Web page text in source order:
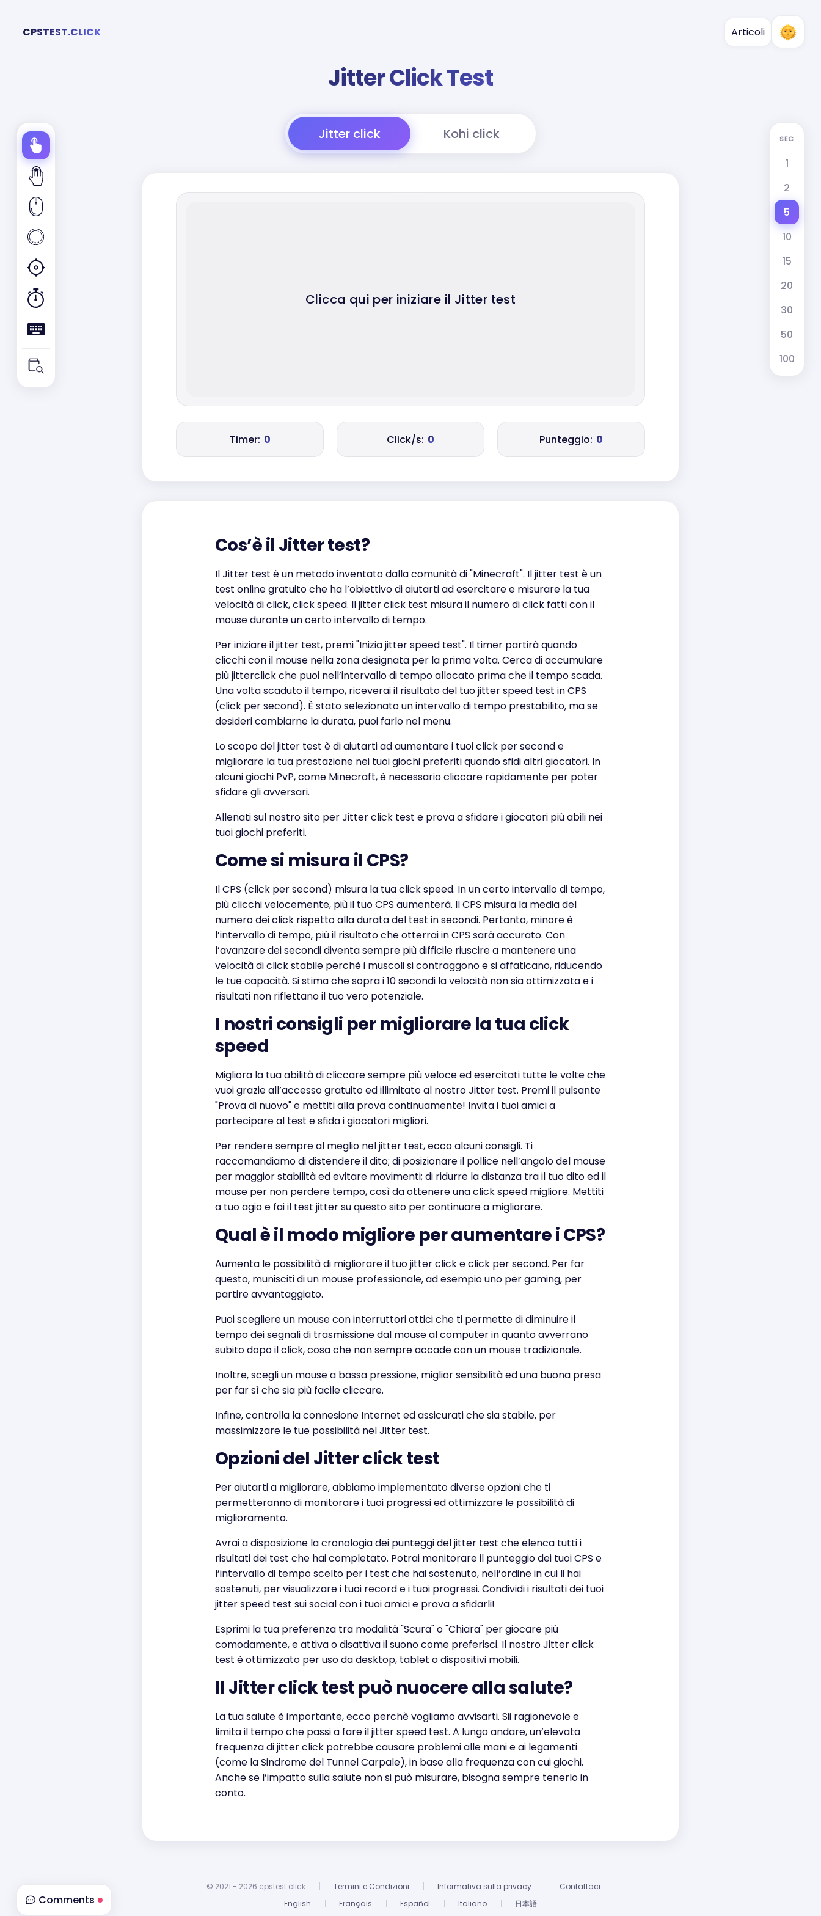
CPSTEST.CLICK Articoli
SEC
1
2
5
10
15
20
30
50
100
Jitter Click Test
Jitter click Kohi click
Clicca qui per iniziare il Jitter test
Timer: 0 Click/s: 0 Punteggio: 0
Cos’è il Jitter test?
Il Jitter test è un metodo inventato dalla comunità di "Minecraft". Il jitter test è un
test online gratuito che ha l’obiettivo di aiutarti ad esercitare e misurare la tua
velocità di click, click speed. Il jitter click test misura il numero di click fatti con il
mouse durante un certo intervallo di tempo.
Per iniziare il jitter test, premi "Inizia jitter speed test". Il timer partirà quando
clicchi con il mouse nella zona designata per la prima volta. Cerca di accumulare
più jitterclick che puoi nell’intervallo di tempo allocato prima che il tempo scada.
Una volta scaduto il tempo, riceverai il risultato del tuo jitter speed test in CPS
(click per second). È stato selezionato un intervallo di tempo prestabilito, ma se
desideri cambiarne la durata, puoi farlo nel menu.
Lo scopo del jitter test è di aiutarti ad aumentare i tuoi click per second e
migliorare la tua prestazione nei tuoi giochi preferiti quando sfidi altri giocatori. In
alcuni giochi PvP, come Minecraft, è necessario cliccare rapidamente per poter
sfidare gli avversari.
Allenati sul nostro sito per Jitter click test e prova a sfidare i giocatori più abili nei
tuoi giochi preferiti.
Come si misura il CPS?
Il CPS (click per second) misura la tua click speed. In un certo intervallo di tempo,
più clicchi velocemente, più il tuo CPS aumenterà. Il CPS misura la media del
numero dei click rispetto alla durata del test in secondi. Pertanto, minore è
l’intervallo di tempo, più il risultato che otterrai in CPS sarà accurato. Con
l’avanzare dei secondi diventa sempre più difficile riuscire a mantenere una
velocità di click stabile perchè i muscoli si contraggono e si affaticano, riducendo
le tue capacità. Si stima che sopra i 10 secondi la velocità non sia ottimizzata e i
risultati non riflettano il tuo vero potenziale.
I nostri consigli per migliorare la tua click
speed
Migliora la tua abilità di cliccare sempre più veloce ed esercitati tutte le volte che
vuoi grazie all’accesso gratuito ed illimitato al nostro Jitter test. Premi il pulsante
"Prova di nuovo" e mettiti alla prova continuamente! Invita i tuoi amici a
partecipare al test e sfida i giocatori migliori.
Per rendere sempre al meglio nel jitter test, ecco alcuni consigli. Ti
raccomandiamo di distendere il dito; di posizionare il pollice nell’angolo del mouse
per maggior stabilità ed evitare movimenti; di ridurre la distanza tra il tuo dito ed il
mouse per non perdere tempo, così da ottenere una click speed migliore. Mettiti
a tuo agio e fai il test jitter su questo sito per continuare a migliorare.
Qual è il modo migliore per aumentare i CPS?
Aumenta le possibilità di migliorare il tuo jitter click e click per second. Per far
questo, munisciti di un mouse professionale, ad esempio uno per gaming, per
partire avvantaggiato.
Puoi scegliere un mouse con interruttori ottici che ti permette di diminuire il
tempo dei segnali di trasmissione dal mouse al computer in quanto avverrano
subito dopo il click, cosa che non sempre accade con un mouse tradizionale.
Inoltre, scegli un mouse a bassa pressione, miglior sensibilità ed una buona presa
per far sì che sia più facile cliccare.
Infine, controlla la connesione Internet ed assicurati che sia stabile, per
massimizzare le tue possibilità nel Jitter test.
Opzioni del Jitter click test
Per aiutarti a migliorare, abbiamo implementato diverse opzioni che ti
permetteranno di monitorare i tuoi progressi ed ottimizzare le possibilità di
miglioramento.
Avrai a disposizione la cronologia dei punteggi del jitter test che elenca tutti i
risultati dei test che hai completato. Potrai monitorare il punteggio dei tuoi CPS e
l’intervallo di tempo scelto per i test che hai sostenuto, nell’ordine in cui li hai
sostenuti, per visualizzare i tuoi record e i tuoi progressi. Condividi i risultati dei tuoi
jitter speed test sui social con i tuoi amici e prova a sfidarli!
Esprimi la tua preferenza tra modalità "Scura" o "Chiara" per giocare più
comodamente, e attiva o disattiva il suono come preferisci. Il nostro Jitter click
test è ottimizzato per uso da desktop, tablet o dispositivi mobili.
Il Jitter click test può nuocere alla salute?
La tua salute è importante, ecco perchè vogliamo avvisarti. Sii ragionevole e
limita il tempo che passi a fare il jitter speed test. A lungo andare, un’elevata
frequenza di jitter click potrebbe causare problemi alle mani e ai legamenti
(come la Sindrome del Tunnel Carpale), in base alla frequenza con cui giochi.
Anche se l’impatto sulla salute non si può misurare, bisogna sempre tenerlo in
conto.
© 2021 - 2026 cpstest.click Termini e Condizioni Informativa sulla privacy
Contattaci
English
Français Español Italiano 日本語
Comments